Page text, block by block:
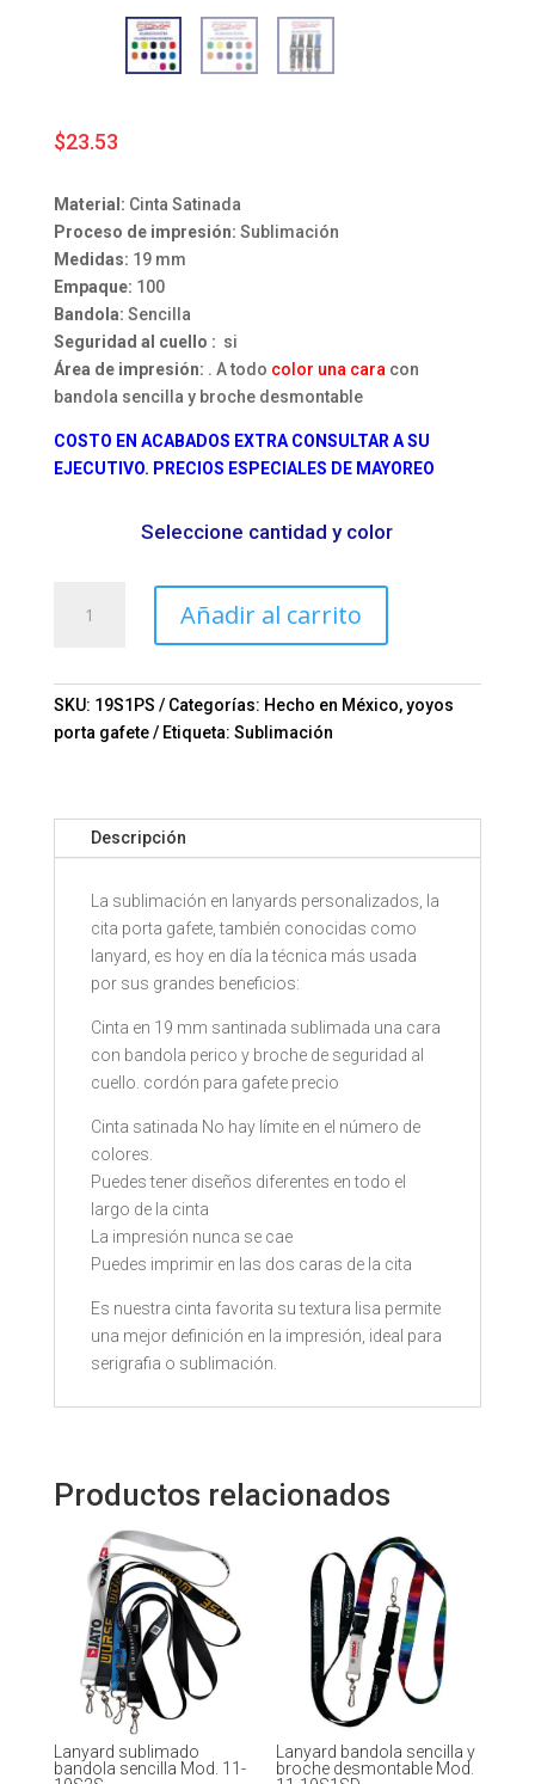
$23.53
Material: Cinta Satinada
Proceso de impresión: Sublimación
Medidas: 19 mm
Empaque: 100
Bandola: Sencilla
Seguridad al cuello : si
Área de impresión: . A todo color una caracon
bandola sencilla y broche desmontable
COSTO EN ACABADOS EXTRA CONSULTAR A SU
EJECUTIVO. PRECIOS ESPECIALES DE MAYOREO
Seleccione cantidad y color
sublimado
y
seguridad
Mod.
cantidad
Añadir al carrito
SKU: 19S1PS Categorías: Hecho en México,yoyos
porta gafete
Etiqueta: Sublimación
Descripción
La sublimación en lanyards personalizados, la
cita porta gafete, también conocidas como
lanyard, es hoy en día la técnica más usada
por sus grandes beneficios:
Cinta en 19 mm santinada sublimada una cara
con bandola perico y broche de seguridad al
cuello. cordón para gafete precio
Cinta satinada No hay límite en el número de
colores.
Puedes tener diseños diferentes en todo el
largo de la cinta
La impresión nunca se cae
Puedes imprimir en las dos caras de la cita
Es nuestra cinta favorita su textura lisa permite
una mejor definición en la impresión, ideal para
serigrafia o sublimación.
Productos relacionados
Lanyard sublimado
bandola sencilla Mod. 11-
Lanyard bandola sencilla y
broche desmontable Mod.